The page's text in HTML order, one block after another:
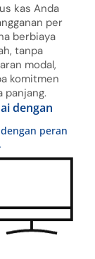
kas Anda
per
berbiaya
tanpa
modal,
komitmen
panjang.
dengan
peran